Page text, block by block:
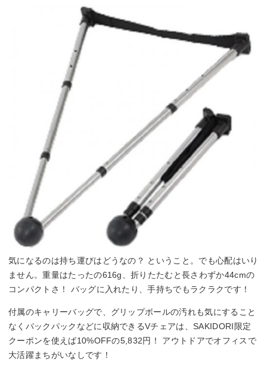
気になるのは持ち運びはどうなの？ ということ。でも心配はいり
ません。重量はたったの616g、折りたたむと長さわずか44cmの
コンパクトさ！ バッグに入れたり、手持ちでもラクラクです！
付属のキャリーバッグで、グリップボールの汚れも気にすること
なくバックパックなどに収納できるVチェアは、SAKIDORI限定
クーポンを使えば10%OFFの5,832円！ アウトドアでオフィスで
大活躍まちがいなしです！